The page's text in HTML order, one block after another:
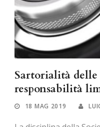
Sartorialità delle
responsabilità
18 MAG 2019